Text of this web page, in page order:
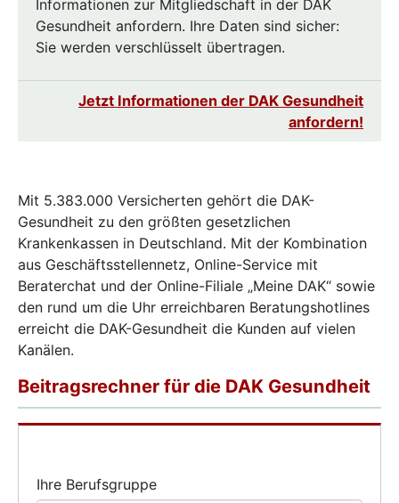
Informationen zur Mitgliedschaft in der DAK
Gesundheit anfordern. Ihre Daten sind sicher:
Sie werden verschlüsselt übertragen.
Jetzt Informationen der DAK Gesundheit
anfordern!
Mit 5.383.000 Versicherten gehört die DAK-
Gesundheit zu den größten gesetzlichen
Krankenkassen in Deutschland. Mit der Kombination
aus Geschäftsstellennetz, Online-Service mit
Beraterchat und der Online-Filiale „Meine DAK“ sowie
den rund um die Uhr erreichbaren Beratungshotlines
erreicht die DAK-Gesundheit die Kunden auf vielen
Kanälen.